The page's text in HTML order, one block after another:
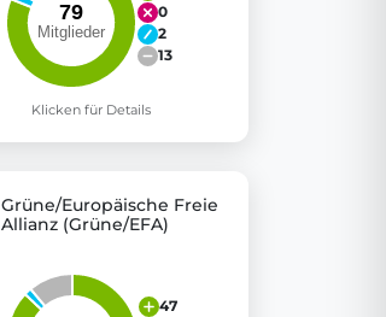
0
2
13
Klicken für Details
Grüne/Europäische Freie
Allianz (Grüne/EFA)
47